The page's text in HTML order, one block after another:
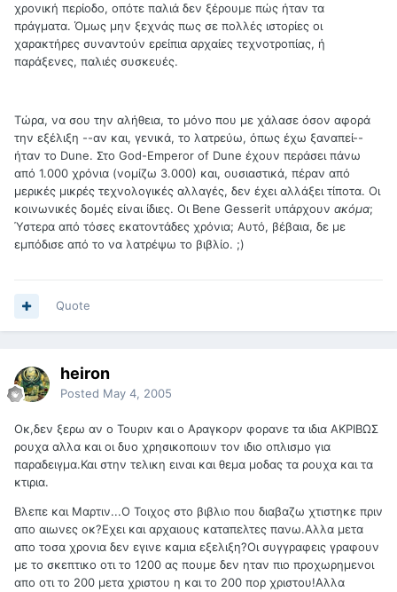
χρονική περίοδο, οπότε παλιά δεν ξέρουμε πώς ήταν τα
πράγματα. Όμως μην ξεχνάς πως σε πολλές ιστορίες οι
χαρακτήρες συναντούν ερείπια αρχαίες τεχνοτροπίας, ή
παράξενες, παλιές συσκευές.
Τώρα, να σου την αλήθεια, το μόνο που με χάλασε όσον αφορά
την εξέλιξη --αν και, γενικά, το λατρεύω, όπως έχω ξαναπεί--
ήταν το Dune. Στο God-Emperor of Dune έχουν περάσει πάνω
από 1.000 χρόνια (νομίζω 3.000) και, ουσιαστικά, πέραν από
μερικές μικρές τεχνολογικές αλλαγές, δεν έχει αλλάξει τίποτα. Οι
κοινωνικές δομές είναι ίδιες. Οι Bene Gesserit υπάρχουν ακόμα;
Ύστερα από τόσες εκατοντάδες χρόνια; Αυτό, βέβαια, δε με
εμπόδισε από το να λατρέψω το βιβλίο. ;)
Quote
heiron
Posted May 4, 2005
Οκ,δεν ξερω αν ο Τουριν και ο Αραγκορν φορανε τα ιδια ΑΚΡΙΒΩΣ
ρουχα αλλα και οι δυο χρησικοποιυν τον ιδιο οπλισμο για
παραδειγμα.Και στην τελικη ειναι και θεμα μοδας τα ρουχα και τα
κτιρια.
Βλεπε και Μαρτιν...Ο Τοιχος στο βιβλιο που διαβαζω χτιστηκε πριν
απο αιωνες οκ?Εχει και αρχαιους καταπελτες πανω.Αλλα μετα
απο τοσα χρονια δεν εγινε καμια εξελιξη?Οι συγγραφεις γραφουν
με το σκεπτικο οτι το 1200 ας πουμε δεν ηταν πιο προχωρημενοι
απο οτι το 200 μετα χριστου η και το 200 πορ χριστου!Αλλα